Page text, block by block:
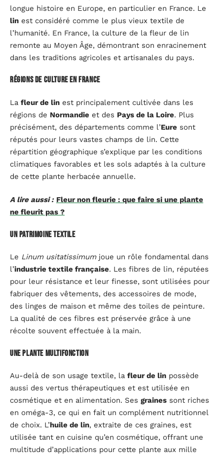
longue histoire en Europe, en particulier en France. Le
lin est considéré comme le plus vieux textile de
l’humanité. En France, la culture de la fleur de lin
remonte au Moyen Âge, démontrant son enracinement
dans les traditions agricoles et artisanales du pays.
Régions de culture en France
La fleur de lin est principalement cultivée dans les
régions de Normandie et des Pays de la Loire. Plus
précisément, des départements comme l’Eure sont
réputés pour leurs vastes champs de lin. Cette
répartition géographique s’explique par les conditions
climatiques favorables et les sols adaptés à la culture
de cette plante herbacée annuelle.
A lire aussi : Fleur non fleurie : que faire si une plante
ne fleurit pas ?
Un patrimoine textile
Le Linum usitatissimumjoue un rôle fondamental dans
l’industrie textile française. Les fibres de lin, réputées
pour leur résistance et leur finesse, sont utilisées pour
fabriquer des vêtements, des accessoires de mode,
des linges de maison et même des toiles de peinture.
La qualité de ces fibres est préservée grâce à une
récolte souvent effectuée à la main.
Une plante multifonction
Au-delà de son usage textile, la fleur de lin possède
aussi des vertus thérapeutiques et est utilisée en
cosmétique et en alimentation. Ses graines sont riches
en oméga-3, ce qui en fait un complément nutritionnel
de choix. L’huile de lin, extraite de ces graines, est
utilisée tant en cuisine qu’en cosmétique, offrant une
multitude d’applications pour cette plante aux mille